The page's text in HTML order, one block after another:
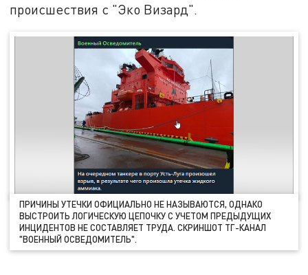
происшествия с "Эко Визард".
ПРИЧИНЫ УТЕЧКИ ОФИЦИАЛЬНО НЕ НАЗЫВАЮТСЯ, ОДНАКО
ВЫСТРОИТЬ ЛОГИЧЕСКУЮ ЦЕПОЧКУ С УЧЕТОМ ПРЕДЫДУЩИХ
ИНЦИДЕНТОВ НЕ СОСТАВЛЯЕТ ТРУДА. СКРИНШОТ ТГ-КАНАЛ
"ВОЕННЫЙ ОСВЕДОМИТЕЛЬ".